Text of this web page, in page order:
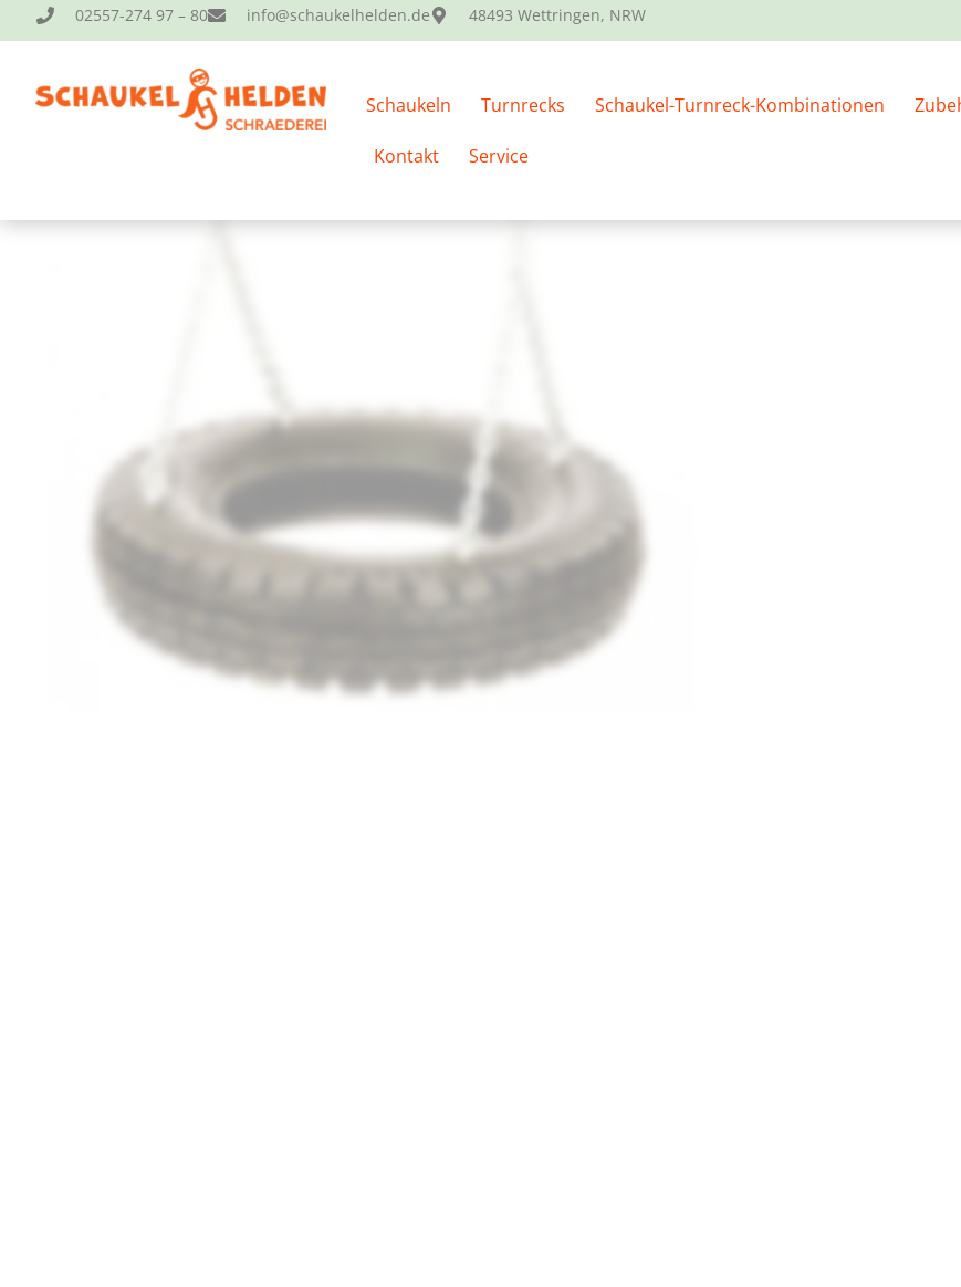
02557-274 97 – 80 info@schaukelhelden.de 48493 Wettringen, NRW
Schaukeln Turnrecks Schaukel-Turnreck-Kombinationen
Kontakt Service
Du erhälst einen ZUSATZRABATT VON 20% auf diesen Artikel, wenn du ihn HEUTE in einer Bestellung mit einer
Startseite/Zubehör/Schaukelsitze/ Schaukelreifen – ganzer PKW-Neureifen mit Ketten